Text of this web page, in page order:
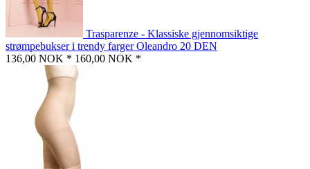
Trasparenze - Klassiske gjennomsiktige
strømpebukser i trendy farger Oleandro 20 DEN
136,00 NOK * 160,00 NOK *